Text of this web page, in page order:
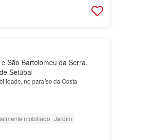
São Bartolomeu da Serra,
Setúbal
no paraíso da Costa
mobiliado Jardim